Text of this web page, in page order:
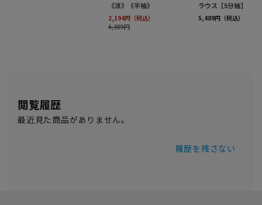
閲覧履歴
最近見た商品がありません。
履歴を残さない